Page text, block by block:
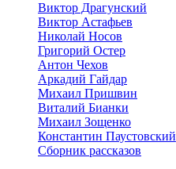
Виктор Драгунский
Виктор Астафьев
Николай Носов
Григорий Остер
Антон Чехов
Аркадий Гайдар
Михаил Пришвин
Виталий Бианки
Михаил Зощенко
Константин Паустовский
Сборник рассказов